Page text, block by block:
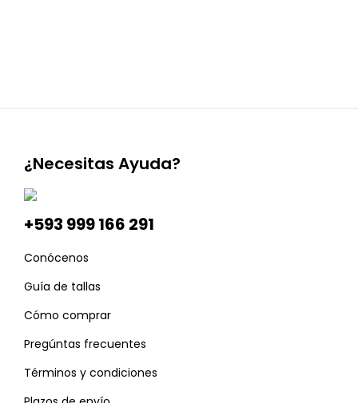
¿Necesitas Ayuda?
+593 999 166 291
Conócenos
Guía de tallas
Cómo comprar
Pregúntas frecuentes
Términos y condiciones